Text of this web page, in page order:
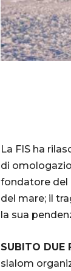
La FIS ha
di
fondatore del
del mare; il
la sua
SUBITO DUE
slalom